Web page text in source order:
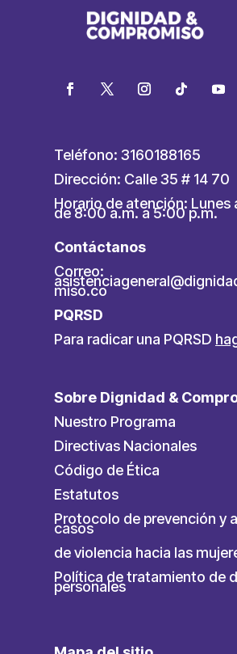
Teléfono: 3160188165
Dirección: Calle 35 # 14 70
Horario de atención: Lunes
de 8:00 a.m. a 5:00 p.m.
Contáctanos
Correo:
miso.co
PQRSD
Para radicar una PQRSD
Sobre Dignidad &
Nuestro Programa
Directivas Nacionales
Código de Ética
Estatutos
Protocolo de prevención y
casos
de violencia hacia las
Política de tratamiento de
personales